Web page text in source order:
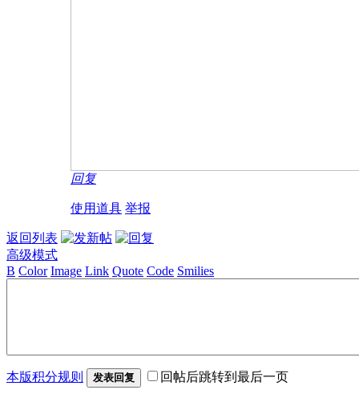
回复
使用道具 举报
返回列表
高级模式
B Color Image Link Quote Code Smilies
本版积分规则 发表回复 回帖后跳转到最后一页